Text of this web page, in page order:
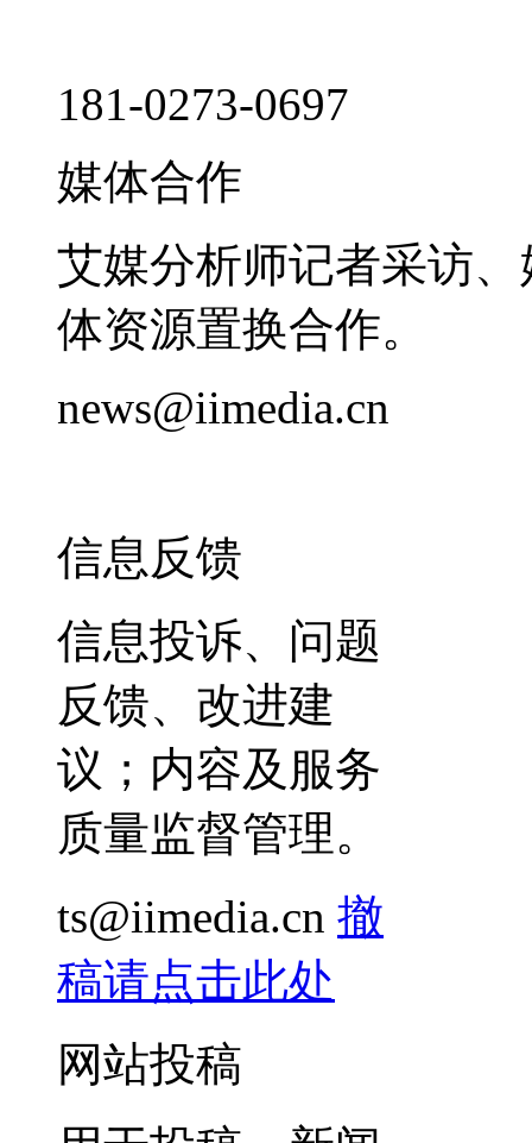
181-0273-0697
媒体合作
艾媒分析师记者采访
体资源置换合作。
news@iimedia.cn
信息反馈
信息投诉、问题
反馈、改进建
议；内容及服务
质量监督管理。
ts@iimedia.cn 撤
稿请点击此处
网站投稿